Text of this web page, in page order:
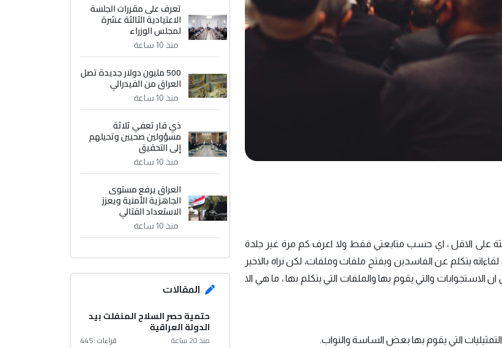
على الاقل ، اي حسب متابعتي فقط ولا اعرف كم مرة غير جلدة
يتكلم عن الفاسدين ويفتح ملفات وملفات، لكن نراه بالاخير
والتي يقوم بها والملفات التي يتكلم بها ، ما هي الا
التي يقوم بها بعض الساسة والنواب.
تعرف على مقررات الجلسة
الاعتيادية الثالثة عشرة
لمجلس الوزراء
منذ 10 ساعة
500 مليون دولار جديدة تصل
العراق من الفيدرالي
منذ 10 ساعة
ذي قار تعفي ثلاثة
مسؤولين صحيين وتحيلهم
إلى التحقيق
منذ 10 ساعة
العراق يرفع مستوى
الجاهزية الأمنية ويعزز
الاستعداد القتالي
منذ 10 ساعة
المقالات
حتمية حصر السلاح المنفلت بيد
الدولة العراقية
منذ 20 ساعة قراءات :445